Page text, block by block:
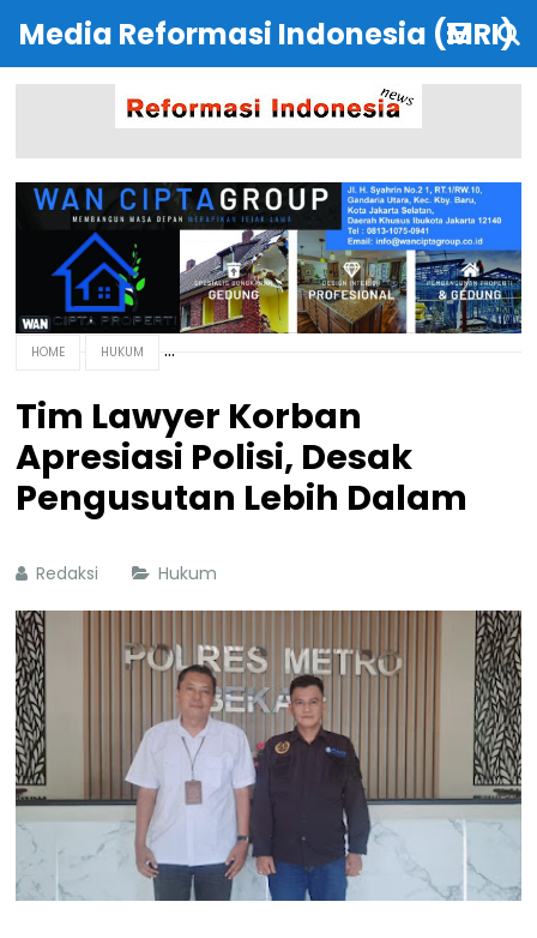
Media Reformasi Indonesia (MRI)
HOME HUKUM
Tim Lawyer Korban
Apresiasi Polisi, Desak
Pengusutan Lebih Dalam
Redaksi Hukum